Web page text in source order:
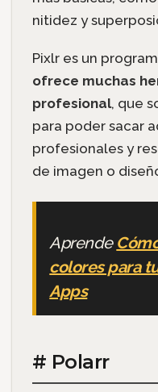
nitidez y
Pixlr es un
ofrece muchas
profesional, que
para poder sacar
profesionales y
de imagen o
Aprende
colores para
Apps
# Polarr